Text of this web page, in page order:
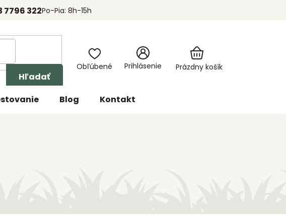
7796 322Po-Pia: 8h-15h
Hľadať
Prihlásenie
Nákupný
košík
Prázdny košík
Blog Kontakt